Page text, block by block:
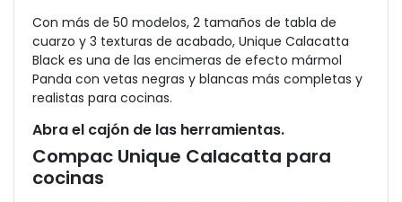
Con más de 50 modelos, 2 tamaños de tabla de
cuarzo y 3 texturas de acabado, Unique Calacatta
Black es una de las encimeras de efecto mármol
Panda con vetas negras y blancas más completas y
realistas para cocinas.
Abra el cajón de las herramientas.
Compac Unique Calacatta para
cocinas